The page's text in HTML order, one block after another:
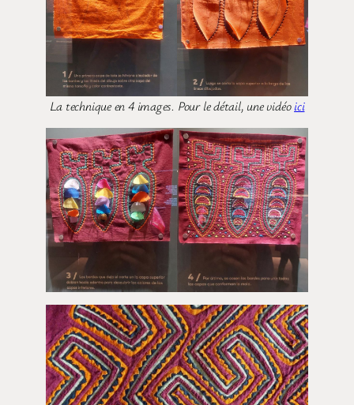
La technique en 4 images. Pour le détail, une vidéoici